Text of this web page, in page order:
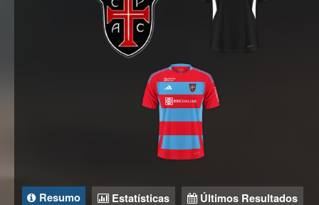
Resumo Estatísticas
Últimos Resultados